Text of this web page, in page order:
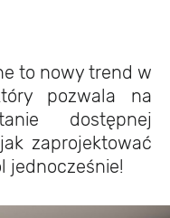
to nowy trend w
pozwala na
dostępnej
zaprojektować
jednocześnie!